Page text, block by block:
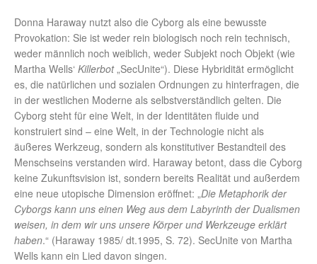
Donna Haraway nutzt also die Cyborg als eine bewusste
Provokation: Sie ist weder rein biologisch noch rein technisch,
weder männlich noch weiblich, weder Subjekt noch Objekt (wie
Martha Wells‘ Killerbot„SecUnite“). Diese Hybridität ermöglicht
es, die natürlichen und sozialen Ordnungen zu hinterfragen, die
in der westlichen Moderne als selbstverständlich gelten. Die
Cyborg steht für eine Welt, in der Identitäten fluide und
konstruiert sind – eine Welt, in der Technologie nicht als
äußeres Werkzeug, sondern als konstitutiver Bestandteil des
Menschseins verstanden wird. Haraway betont, dass die Cyborg
keine Zukunftsvision ist, sondern bereits Realität und außerdem
eine neue utopische Dimension eröffnet: „Die Metaphorik der
Cyborgs kann uns einen Weg aus dem Labyrinth der Dualismen
weisen, in dem wir uns unsere Körper und Werkzeuge erklärt
haben.“ (Haraway 1985/ dt.1995, S. 72). SecUnite von Martha
Wells kann ein Lied davon singen.